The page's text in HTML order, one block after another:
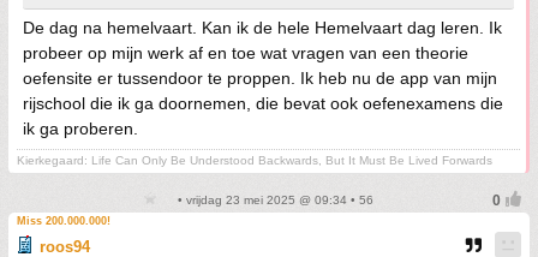
De dag na hemelvaart. Kan ik de hele Hemelvaart dag leren. Ik
probeer op mijn werk af en toe wat vragen van een theorie
oefensite er tussendoor te proppen. Ik heb nu de app van mijn
rijschool die ik ga doornemen, die bevat ook oefenexamens die
ik ga proberen.
Kierkegaard: Life Can Only Be Understood Backwards, But It Must Be Lived Forwards
• vrijdag 23 mei 2025 @ 09:34 • 56
Miss 200.000.000!
roos94